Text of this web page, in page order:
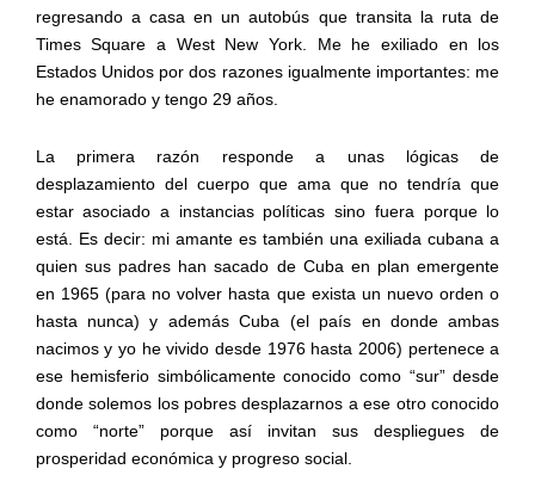
regresando a casa en un autobús que transita la ruta de
Times Square a West New York. Me he exiliado en los
Estados Unidos por dos razones igualmente importantes: me
he enamorado y tengo 29 años.
La primera razón responde a unas lógicas de
desplazamiento del cuerpo que ama que no tendría que
estar asociado a instancias políticas sino fuera porque lo
está. Es decir: mi amante es también una exiliada cubana a
quien sus padres han sacado de Cuba en plan emergente
en 1965 (para no volver hasta que exista un nuevo orden o
hasta nunca) y además Cuba (el país en donde ambas
nacimos y yo he vivido desde 1976 hasta 2006) pertenece a
ese hemisferio simbólicamente conocido como “sur” desde
donde solemos los pobres desplazarnos a ese otro conocido
como “norte” porque así invitan sus despliegues de
prosperidad económica y progreso social.